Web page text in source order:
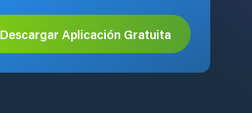
Descargar Aplicación Gratuita